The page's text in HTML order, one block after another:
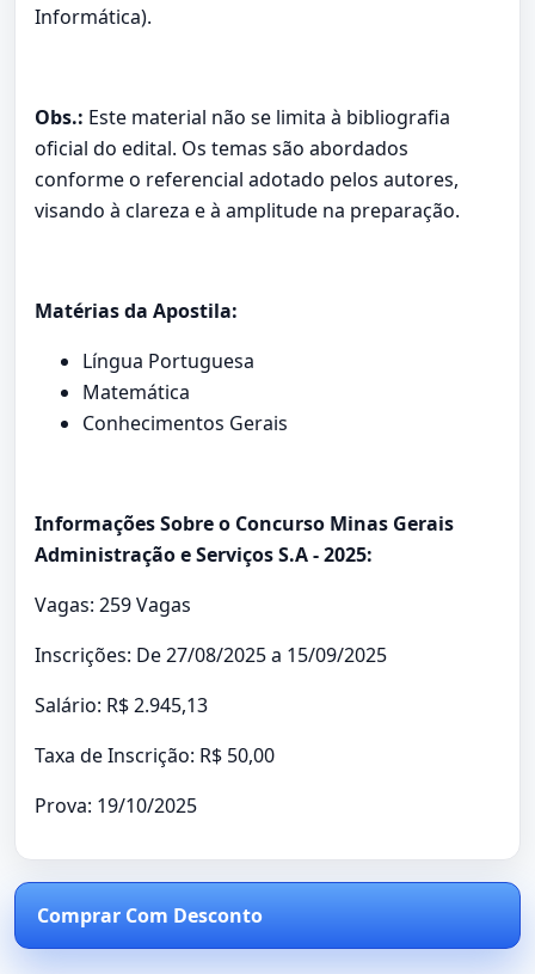
Informática).
Obs.: Este material não se limita à bibliografia
oficial do edital. Os temas são abordados
conforme o referencial adotado pelos autores,
visando à clareza e à amplitude na preparação.
Matérias da Apostila:
Língua Portuguesa
Matemática
Conhecimentos Gerais
Informações Sobre o Concurso Minas Gerais
Administração e Serviços S.A - 2025:
Vagas: 259 Vagas
Inscrições: De 27/08/2025 a 15/09/2025
Salário: R$ 2.945,13
Taxa de Inscrição: R$ 50,00
Prova: 19/10/2025
Comprar Com Desconto